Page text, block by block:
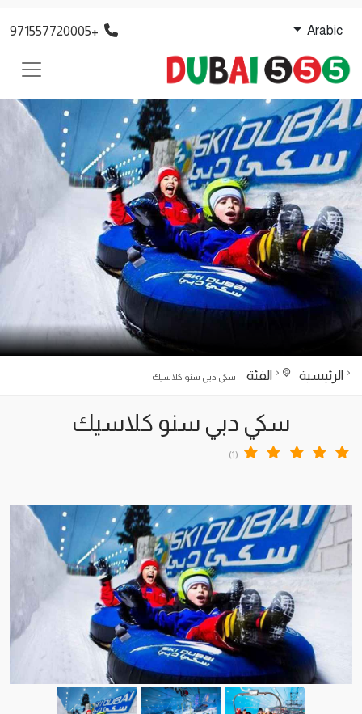
Arabic
+971557720005
الرئيسية الفئة سكي دبي سنو كلاسيك
سكي دبي سنو كلاسيك
(1)